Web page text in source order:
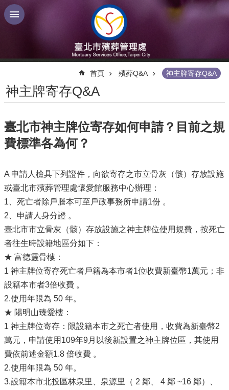
跳到主要內容區塊
首頁 殯葬Q&A 神主牌寄存Q&A
神主牌寄存Q&A
臺北市神主牌位寄存如何申請？目前之規
費標準各為何？
A 申請人檢具下列證件，向欲寄存之市立骨灰（骸）存放設施
或臺北市殯葬管理處懷愛館服務中心辦理：
1、死亡者除戶謄本可至戶政事務所申請1份 。
2、申請人身分證 。
臺北市市立骨灰（骸）存放設施之神主牌位使用規費，按死亡
者往生時設籍地區分如下：
★ 富德靈骨樓：
1 神主牌位寄存死亡者戶籍為本市者1位收費新臺幣1萬元；非
設籍本市者3倍收費 。
2.使用年限為 50 年。
★ 陽明山臻愛樓：
1 神主牌位寄存：限設籍本市之死亡者使用，收費為新臺幣2
萬元，申請使用109年9月以後新設置之神主牌位區，其使用
費依前述金額1.8 倍收費 。
2.使用年限為 50 年。
3.設籍本市北投區林泉里、泉源里（ 2 鄰、 4 鄰 ~16 鄰）、